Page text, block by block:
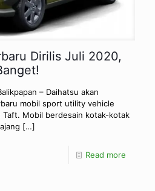
Dirilis Juli 2020,
– Daihatsu akan
mobil sport utility vehicle
Taft. Mobil berdesain kotak-kotak
[…]
Read more